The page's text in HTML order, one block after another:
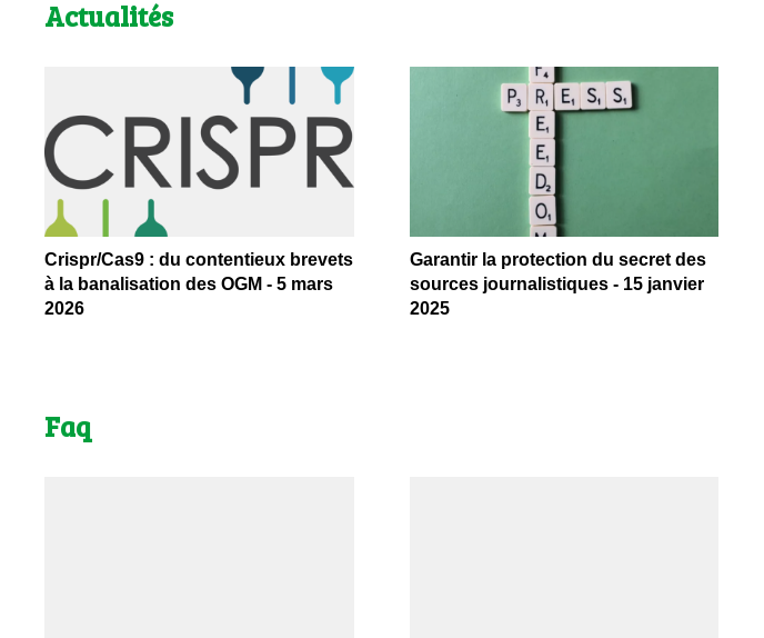
Actualités
Crispr/Cas9 : du contentieux brevets
à la banalisation des OGM - 5 mars
2026
Garantir la protection du secret des
sources journalistiques - 15 janvier
2025
Faq